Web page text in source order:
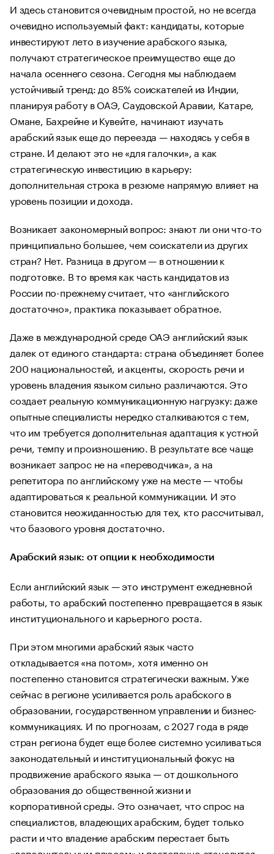
И здесь становится очевидным простой, но не всегда
очевидно используемый факт: кандидаты, которые
инвестируют лето в изучение арабского языка,
получают стратегическое преимущество еще до
начала осеннего сезона. Сегодня мы наблюдаем
устойчивый тренд: до 85% соискателей из Индии,
планируя работу в ОАЭ, Саудовской Аравии, Катаре,
Омане, Бахрейне и Кувейте, начинают изучать
арабский язык еще до переезда — находясь у себя в
стране. И делают это не «для галочки», а как
стратегическую инвестицию в карьеру:
дополнительная строка в резюме напрямую влияет на
уровень позиции и дохода.
Возникает закономерный вопрос: знают ли они что-то
принципиально большее, чем соискатели из других
стран? Нет. Разница в другом — в отношении к
подготовке. В то время как часть кандидатов из
России по-прежнему считает, что «английского
достаточно», практика показывает обратное.
Даже в международной среде ОАЭ английский язык
далек от единого стандарта: страна объединяет более
200 национальностей, и акценты, скорость речи и
уровень владения языком сильно различаются. Это
создает реальную коммуникационную нагрузку: даже
опытные специалисты нередко сталкиваются с тем,
что им требуется дополнительная адаптация к устной
речи, темпу и произношению. В результате все чаще
возникает запрос не на «переводчика», а на
репетитора по английскому уже на месте — чтобы
адаптироваться к реальной коммуникации. И это
становится неожиданностью для тех, кто рассчитывал,
что базового уровня достаточно.
Арабский язык: от опции к необходимости
Если английский язык — это инструмент ежедневной
работы, то арабский постепенно превращается в язык
институционального и карьерного роста.
При этом многими арабский язык часто
откладывается «на потом», хотя именно он
постепенно становится стратегически важным. Уже
сейчас в регионе усиливается роль арабского в
образовании, государственном управлении и бизнес-
коммуникациях. И по прогнозам, с 2027 года в ряде
стран региона будет еще более системно усиливаться
законодательный и институциональный фокус на
продвижение арабского языка — от дошкольного
образования до общественной жизни и
корпоративной среды. Это означает, что спрос на
специалистов, владеющих арабским, будет только
расти и что владение арабским перестает быть